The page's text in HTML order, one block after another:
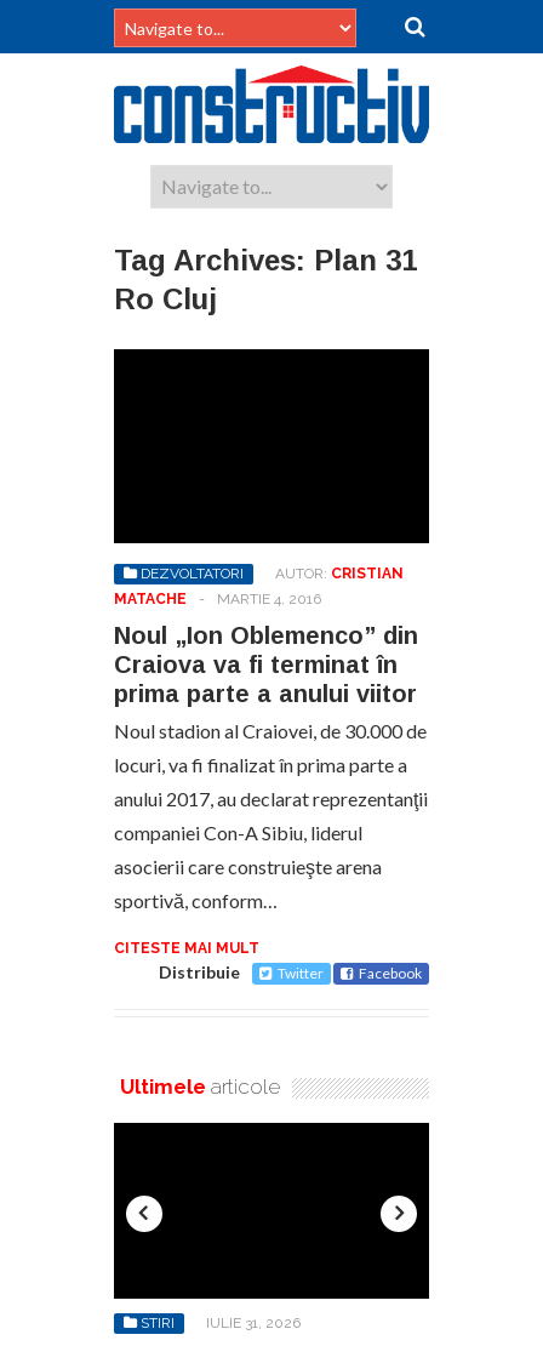
Tag Archives: Plan 31
Ro Cluj
DEZVOLTATORI AUTOR: CRISTIAN
MATACHE
- MARTIE 4, 2016
Noul „Ion Oblemenco” din
Craiova va fi terminat în
prima parte a anului viitor
Noul stadion al Craiovei, de 30.000 de
locuri, va fi finalizat în prima parte a
anului 2017, au declarat reprezentanţii
companiei Con-A Sibiu, liderul
asocierii care construieşte arena
sportivă, conform…
CITESTE MAI MULT
Distribuie Twitter Facebook
Ultimele articole
STIRI IULIE 31, 2026